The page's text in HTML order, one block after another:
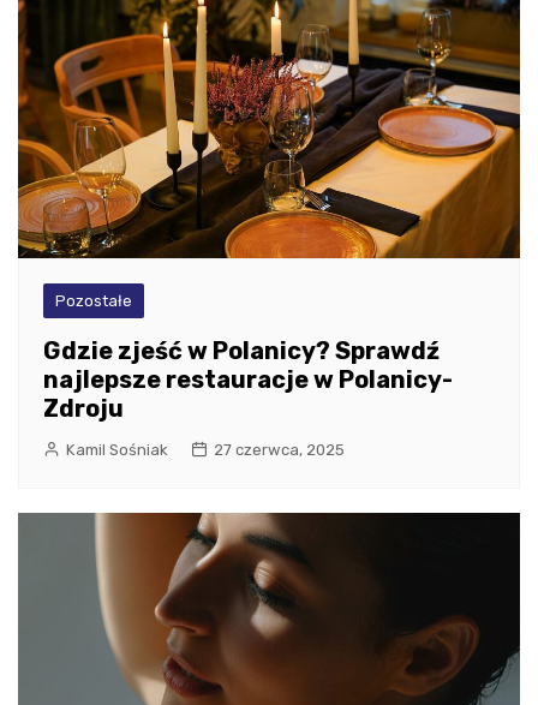
Pozostałe
Gdzie zjeść w Polanicy? Sprawdź
najlepsze restauracje w Polanicy-
Zdroju
Kamil Sośniak 27 czerwca, 2025